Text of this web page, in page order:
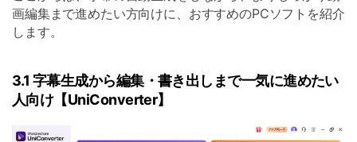
画編集まで進めたい方向けに、おすすめのPCソフトを紹介
します。
3.1 字幕生成から編集・書き出しまで一気に進めたい
人向け【UniConverter】